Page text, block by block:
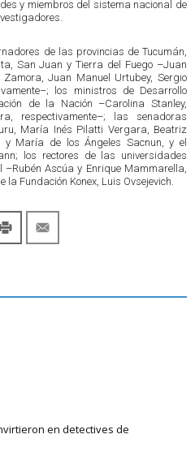
y miembros del sistema nacional de
de las provincias de Tucumán,
San Juan y Tierra del Fuego –Juan
Juan Manuel Urtubey, Sergio
los ministros de Desarrollo
de la Nación –Carolina Stanley,
respectivamente–; las senadoras
María Inés Pilatti Vergara, Beatriz
y María de los Ángeles Sacnun, y el
los rectores de las universidades
Ascúa y Enrique Mammarella,
la Fundación Konex, Luis Ovsejevich.